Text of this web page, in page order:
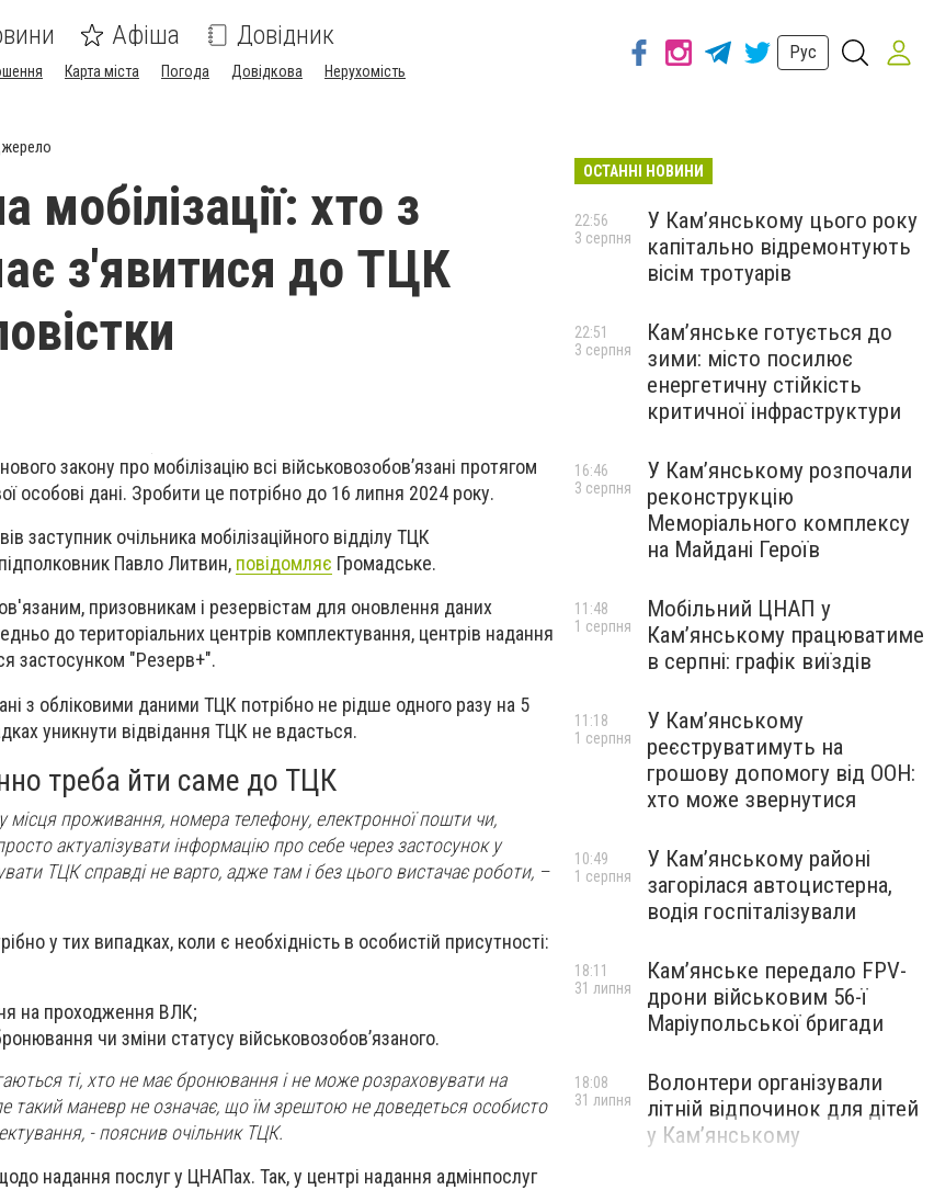
Афіша Довідник
Карта міста Погода Довідкова Нерухомість
Рус
мобілізації: хто з
з'явитися до ТЦК
закону про мобілізацію всі військовозобов’язані протягом
особові дані. Зробити це потрібно до 16 липня 2024 року.
заступник очільника мобілізаційного відділу ТЦК
Павло Литвин, повідомляє Громадське.
призовникам і резервістам для оновлення даних
до територіальних центрів комплектування, центрів надання
застосунком "Резерв+".
з обліковими даними ТЦК потрібно не рідше одного разу на 5
уникнути відвідання ТЦК не вдасться.
треба йти саме до ТЦК
проживання, номера телефону, електронної пошти чи,
актуалізувати інформацію про себе через застосунок у
ТЦК справді не варто, адже там і без цього вистачає роботи, –
у тих випадках, коли є необхідність в особистій присутності:
на проходження ВЛК;
чи зміни статусу військовозобов’язаного.
ті, хто не має бронювання і не може розраховувати на
такий маневр не означає, що їм зрештою не доведеться особисто
- пояснив очільник ТЦК.
надання послуг у ЦНАПах. Так, у центрі надання адмінпослуг
ОСТАННІ НОВИНИ
У Кам’янському цього року
капітально відремонтують
вісім тротуарів
22:56
3 серпня
Кам’янське готується до
зими: місто посилює
енергетичну стійкість
критичної інфраструктури
22:51
3 серпня
У Кам’янському розпочали
реконструкцію
Меморіального комплексу
на Майдані Героїв
16:46
3 серпня
Мобільний ЦНАП у
Кам’янському працюватиме
в серпні: графік виїздів
11:48
1 серпня
У Кам’янському
реєструватимуть на
грошову допомогу від ООН:
хто може звернутися
11:18
1 серпня
У Кам’янському районі
загорілася автоцистерна,
водія госпіталізували
10:49
1 серпня
Кам’янське передало FPV-
дрони військовим 56-ї
Маріупольської бригади
18:11
31 липня
Волонтери організували
літній відпочинок для дітей
у Кам’янському
18:08
31 липня